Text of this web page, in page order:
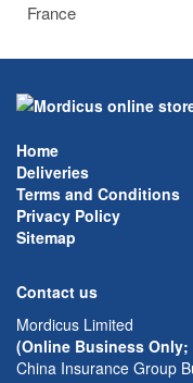
France
Home
Deliveries
Terms and Conditions
Privacy Policy
Sitemap
Contact us
Mordicus Limited
(Online Business Only;
China Insurance Group